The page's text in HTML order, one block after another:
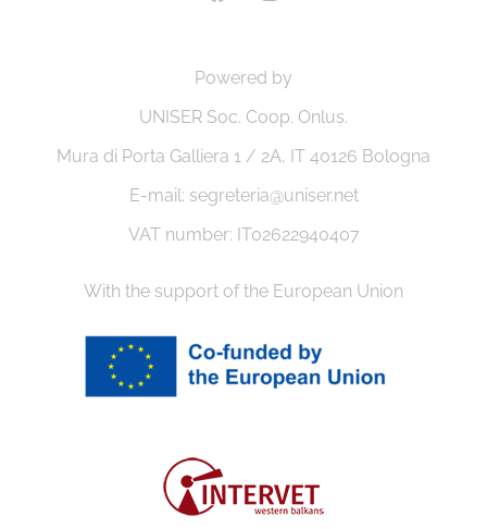
Powered by
UNISER Soc. Coop. Onlus.
Mura di Porta Galliera 1 / 2A, IT 40126 Bologna
E-mail: segreteria@uniser.net
VAT number: IT02622940407
With the support of the European Union